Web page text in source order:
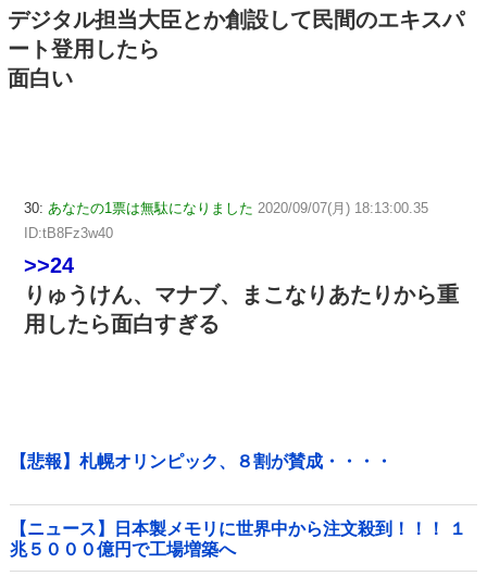
デジタル担当大臣とか創設して民間のエキスパ
ート登用したら
面白い
30: あなたの1票は無駄になりました 2020/09/07(月) 18:13:00.35
ID:tB8Fz3w40
>>24
りゅうけん、マナブ、まこなりあたりから重
用したら面白すぎる
【悲報】札幌オリンピック、８割が賛成・・・・
【ニュース】日本製メモリに世界中から注文殺到！！！ １
兆５０００億円で工場増築へ